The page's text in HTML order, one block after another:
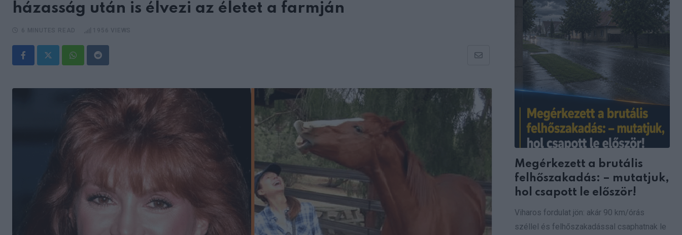
házasság után is élvezi az életet a farmján
WhatsappReddit
Share
Email
Megérkezett a brutális
felhőszakadás: – mutatjuk,
hol csapott le először!
Viharos fordulat jön: akár 90 km/órás
széllel és felhőszakadással csaphatnak le